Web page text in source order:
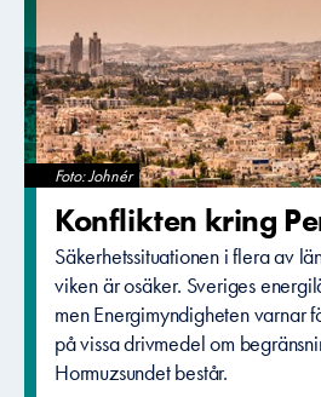
Foto: Johnér
Konflikten­ kring
Säkerhetssituationen i flera av
viken är osäker. Sveriges
men Energimyndigheten varnar
på vissa drivmedel om
Hormuzsundet består.